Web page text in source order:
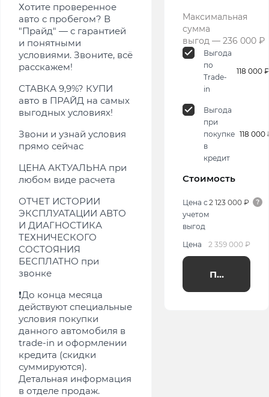
Хотите проверенное
авто с пробегом? В
"Прайд" — с гарантией
и понятными
условиями. Звоните, всё
расскажем!
СТАВКА 9,9%? КУПИ
авто в ПРАЙД на самых
выгодных условиях!
Звони и узнай условия
прямо сейчас
ЦЕНА АКТУАЛЬНА при
любом виде расчета
ОТЧЕТ ИСТОРИИ
ЭКСПЛУАТАЦИИ АВТО
И ДИАГНОСТИКА
ТЕХНИЧЕСКОГО
СОСТОЯНИЯ
БЕСПЛАТНО при
звонке
❗️До конца месяца
действуют специальные
условия покупки
данного автомобиля в
trade-in и оформлении
кредита (скидки
суммируются).
Детальная информация
в отделе продаж.
Максимальная
сумма
выгод — 236 000 ₽
Выгода
по
Trade-
in
118 000 ₽
Выгода
при
покупке
в
кредит
118 000
Стоимость
Цена с
учетом
выгод
2 123 000 ₽
Цена 2 359 000 ₽
Получить